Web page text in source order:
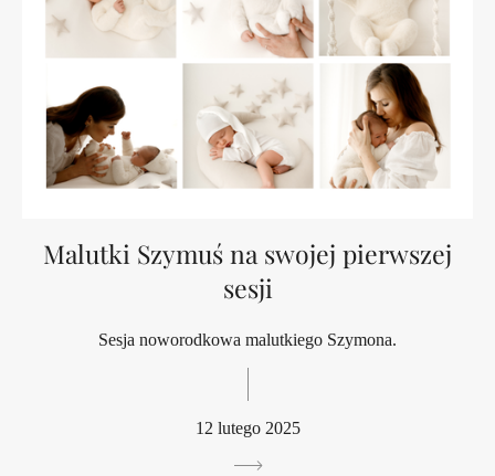
Malutki Szymuś na swojej pierwszej
sesji
Sesja noworodkowa malutkiego Szymona.
12 lutego 2025